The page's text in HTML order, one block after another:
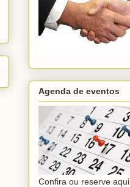
Agenda de eventos
Confira ou reserve aqui.